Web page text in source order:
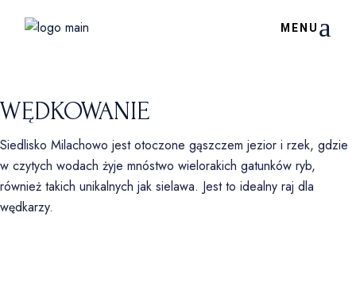
WĘDKOWANIE
Siedlisko Milachowo jest otoczone gąszczem jezior i rzek, gdzie
w czytych wodach żyje mnóstwo wielorakich gatunków ryb,
również takich unikalnych jak sielawa. Jest to idealny raj dla
wędkarzy.